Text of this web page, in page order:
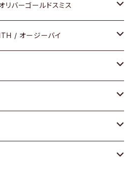
）
ズ）
ーズ）
バーゴールドスミス
/ オージーバイ